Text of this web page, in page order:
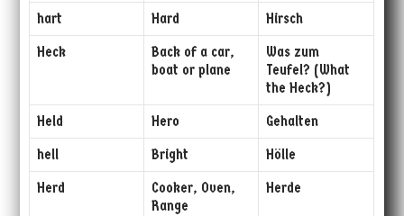
hart
Hard
Hirsch
Heck
Back of a car,
boat or plane
Was zum
Teufel? (What
the Heck?)
Held
Hero
Gehalten
hell
Bright
Hölle
Herd
Cooker, Oven,
Range
Herde